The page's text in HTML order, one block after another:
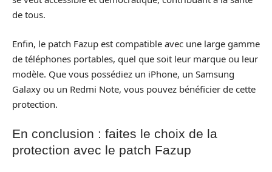
de tous.
Enfin, le patch Fazup est compatible avec une large gamme
de téléphones portables, quel que soit leur marque ou leur
modèle. Que vous possédiez un iPhone, un Samsung
Galaxy ou un Redmi Note, vous pouvez bénéficier de cette
protection.
En conclusion : faites le choix de la
protection avec le patch Fazup